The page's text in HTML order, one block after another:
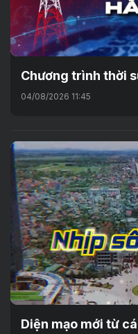
Chương trình thời
04/08/2026 11:45
Diện mạo mới từ